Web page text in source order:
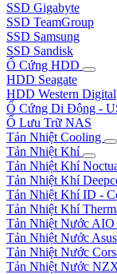
SSD Gigabyte
SSD TeamGroup
SSD Samsung
SSD Sandisk
Ổ Cứng HDD
HDD Seagate
HDD Western Digital
Ổ Cứng Di Động -
Ổ Lưu Trữ NAS
Tản Nhiệt Cooling
Tản Nhiệt Khí
Tản Nhiệt Khí
Tản Nhiệt Khí
Tản Nhiệt Khí ID -
Tản Nhiệt Khí
Tản Nhiệt Nước AIO
Tản Nhiệt Nước Asus
Tản Nhiệt Nước
Tản Nhiệt Nước